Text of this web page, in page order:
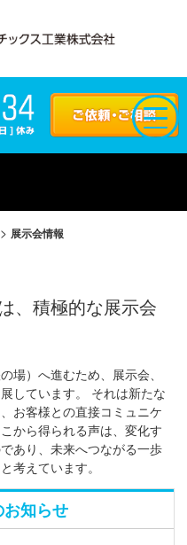
> 展示会情報
、積極的な展示会
場）へ進むため、展示会、
しています。 それは新たな
お客様との直接コミュニケ
から得られる声は、変化す
あり、未来へつながる一歩
考えています。
お知らせ